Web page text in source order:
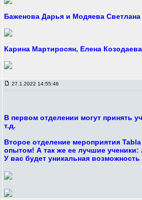
Баженова Дарья и Модяева Светлана
Карина Мартиросян, Елена
27.1.2022 14:55:46
В первом отделении могут принять
т.д.
Второе отделение мероприятия
опытом! А так же ее лучшие
У вас будет уникальная